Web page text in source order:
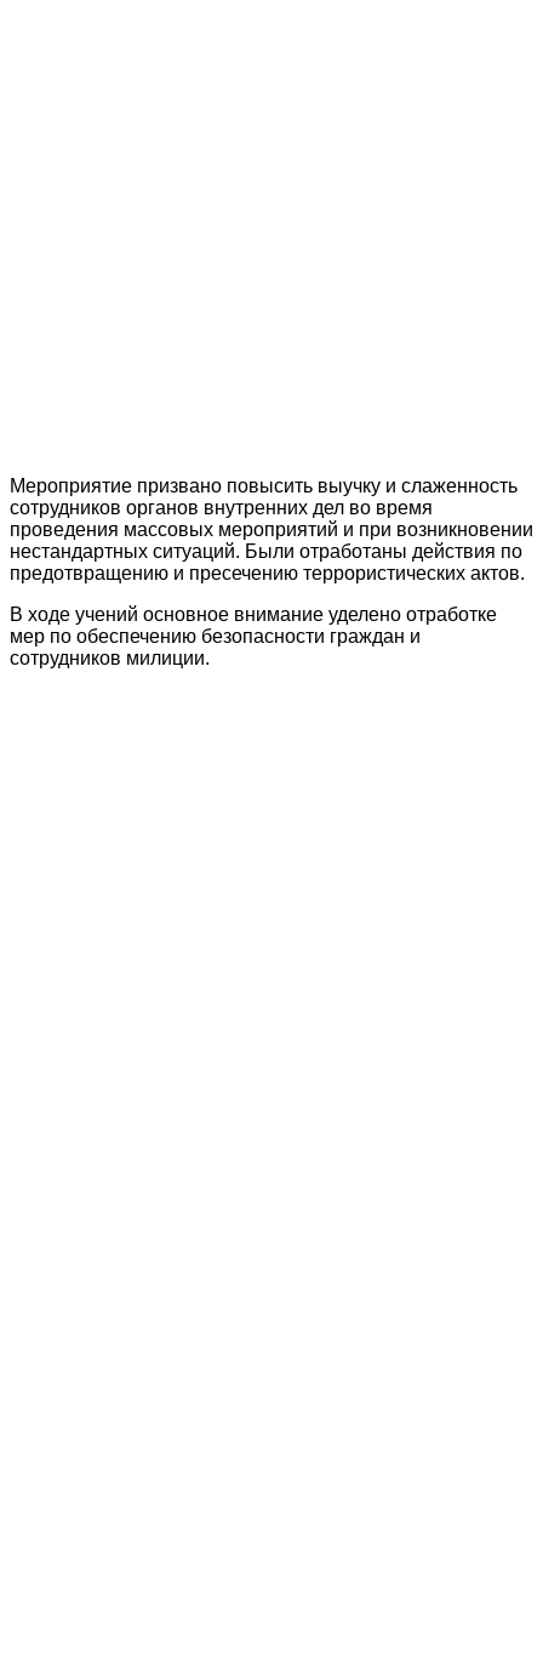
Мероприятие призвано повысить выучку и слаженность
сотрудников органов внутренних дел во время
проведения массовых мероприятий и при возникновении
нестандартных ситуаций. Были отработаны действия по
предотвращению и пресечению террористических актов.
В ходе учений основное внимание уделено отработке
мер по обеспечению безопасности граждан и
сотрудников милиции.